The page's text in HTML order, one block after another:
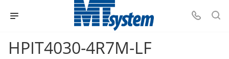
HPIT4030-4R7M-LF